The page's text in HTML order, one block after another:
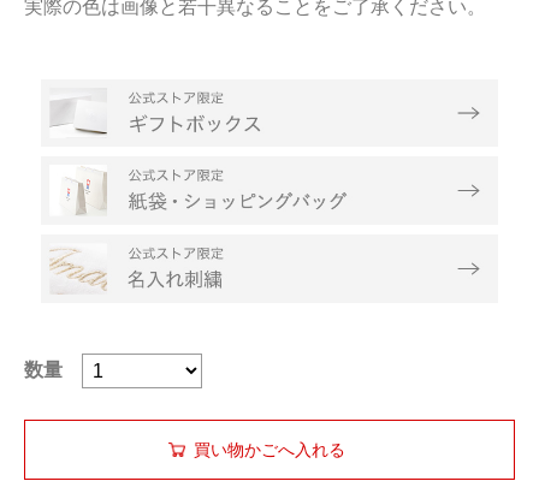
実際の色は画像と若干異なることをご了承ください。
数量